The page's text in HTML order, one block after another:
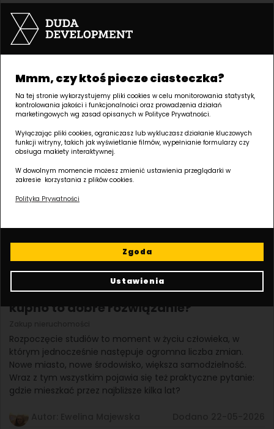
Mmm, czy ktoś piecze ciasteczka?
Na tej stronie wykorzystujemy pliki cookies w celu monitorowania statystyk,
kontrolowania jakości i funkcjonalności oraz prowadzenia działań
marketingowych wg zasad opisanych w Polityce Prywatności.
Wyłączając pliki cookies, ograniczasz lub wykluczasz działanie kluczowych
funkcji witryny, takich jak wyświetlanie filmów, wypełnianie formularzy czy
obsługa makiety interaktywnej.
W dowolnym momencie możesz zmienić ustawienia przeglądarki w
zakresie korzystania z plików cookies.
Polityka Prywatności
Ustawienia
Zgoda
Zakup nieruchomości
Zakup mieszkania dla studenta zazwyczaj sprowadza się do
dwóch kwestii: żeby było względnie niedrogo i blisko uczelni.
Tymczasem temat jest znacznie szerszy – obejmuje nie
potencjał inwestycyjny.
Autor: Ewelina Majewska Dodano 12-06-2026
Jakie mieszkanie dla studenta kupić w
Poznaniu? Najlepsze dzielnice i
praktyczne wskazówki
Zakup nieruchomości
Poznań to jeden z tych rynków, gdzie decyzja o zakupie
mieszkania na studia jest warta głębszego przemyślenia. Z
najemców, z drugiej – szeroki wybór lokalizacji, które różnią
Autor: Ewelina Majewska Dodano 29-05-2026
Jakie mieszkanie dla studenta? Czy
kupno to dobre rozwiązanie?
Rozpoczęcie studiów to moment w życiu człowieka, w
którym jednocześnie następuje ogromna liczba zmian.
Nowe miasto, nowe środowisko, większa samodzielność.
Wraz z tym wszystkim pojawia się też praktyczne pytanie:
gdzie mieszkać przez najbliższe kilka lat?